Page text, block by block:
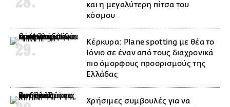
και η μεγαλύτερη πίτσα του
κόσμου
Κέρκυρα: Plane spotting με θέα το
Ιόνιο σε έναν από τους διαχρονικά
πιο όμορφους προορισμούς της
Ελλάδας
Χρήσιμες συμβουλές για να